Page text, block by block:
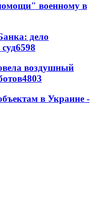
военному в
дело
6598
воздушный
4803
в Украине -